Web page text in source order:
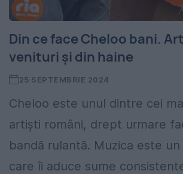
Din ce face Cheloo bani.
venituri și din haine
25 SEPTEMBRIE 2024
Cheloo este unul dintre cei
artiști români, drept urmare
bandă rulantă. Muzica este
care îi aduce sume